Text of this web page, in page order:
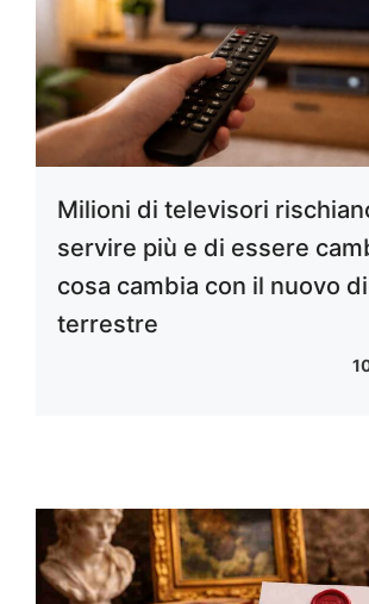
Milioni di televisori
servire più e di essere
cosa cambia con il nuovo
terrestre